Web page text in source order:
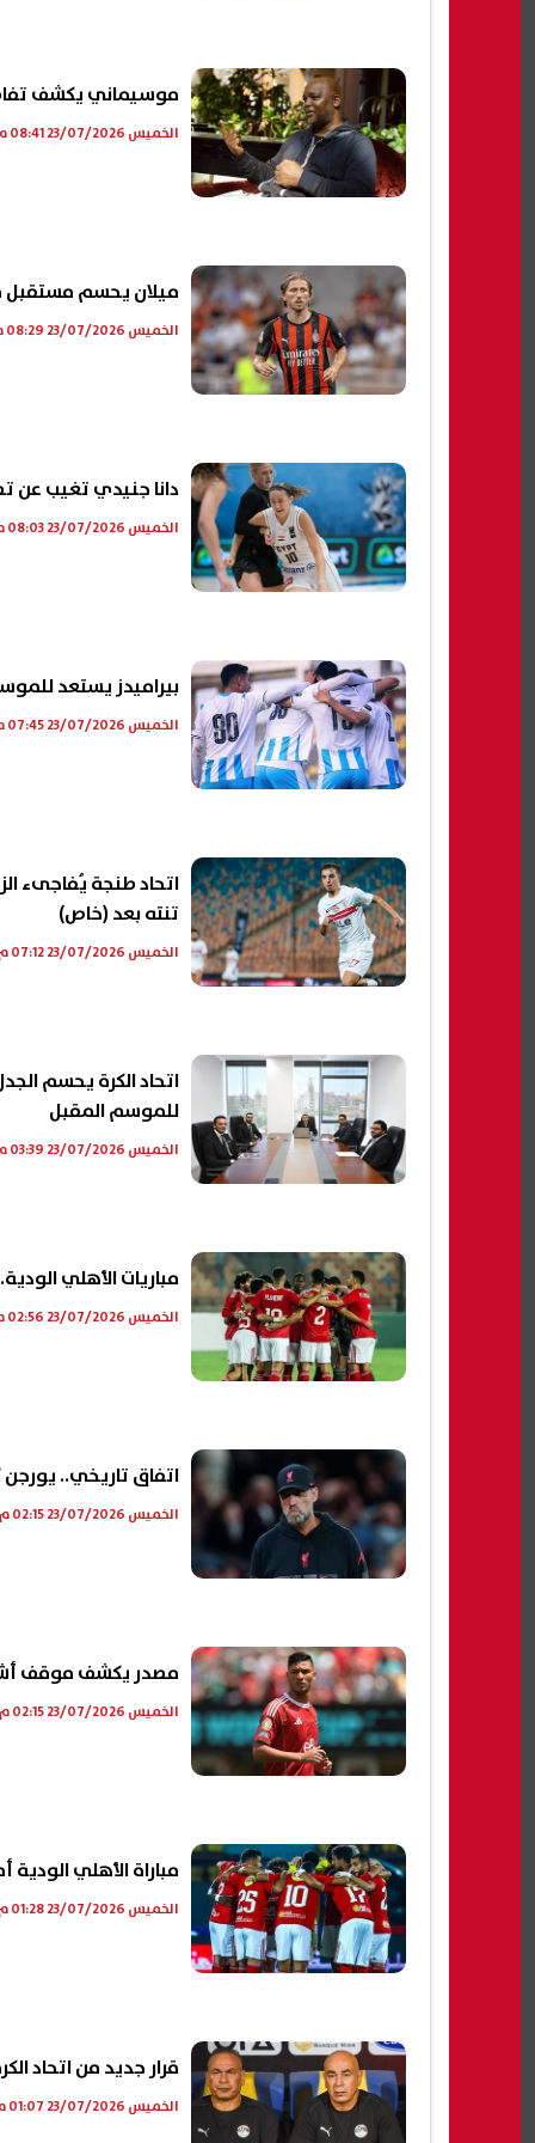
موسيماني يكشف
الخميس 23/07/2026 08:41 م
ميلان يحسم مستقبل
الخميس 23/07/2026 08:29 م
دانا جنيدي تغيب عن
الخميس 23/07/2026 08:03 م
بيراميدز يستعد
الخميس 23/07/2026 07:45 م
اتحاد طنجة يُفاجىء
تنته بعد (خاص)
الخميس 23/07/2026 07:12 م
اتحاد الكرة يحسم
للموسم المقبل
الخميس 23/07/2026 03:39 م
مباريات الأهلي
الخميس 23/07/2026 02:56 م
اتفاق تاريخي.. يورجن
الخميس 23/07/2026 02:15 م
مصدر يكشف موقف
الخميس 23/07/2026 02:15 م
مباراة الأهلي الودية
الخميس 23/07/2026 01:28 م
قرار جديد من اتحاد
الخميس 23/07/2026 01:07 م